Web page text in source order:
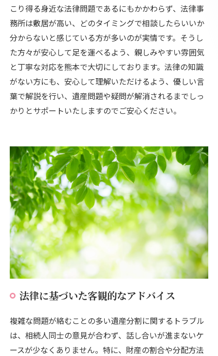
こり得る身近な法律問題であるにもかかわらず、法律事
務所は敷居が高い、どのタイミングで相談したらいいか
分からないと感じている方が多いのが実情です。そうし
た方々が安心して足を運べるよう、親しみやすい雰囲気
と丁寧な対応を熊本で大切にしております。法律の知識
がない方にも、安心して理解いただけるよう、優しい言
葉で解説を行い、遺産問題や疑問が解消されるまでしっ
かりとサポートいたしますのでご安心ください。
法律に基づいた客観的なアドバイス
複雑な問題が絡むことの多い遺産分割に関するトラブル
は、相続人同士の意見が合わず、話し合いが進まないケ
ースが少なくありません。特に、財産の割合や分配方法